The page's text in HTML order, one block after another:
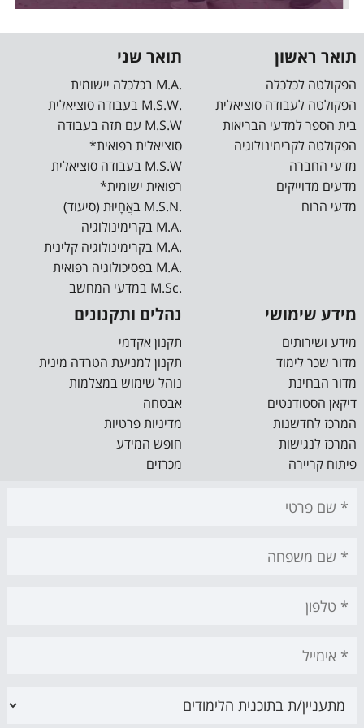
תואר ראשון
הפקולטה לכלכלה
הפקולטה לעבודה סוציאלית
בית הספר למדעי הבריאות
הפקולטה לקרימינולוגיה
מדעי החברה
מדעים מדוייקים
מדעי הרוח
תואר שני
.M.A בכלכלה יישומית
.M.S.W בעבודה סוציאלית
M.S.W עם תזה בעבודה
סוציאלית רפואית*
M.S.W בעבודה סוציאלית
רפואית ישומית*
.M.S.N באֲחָיוּת (סיעוד)
.M.A בקרימינולוגיה
.M.A בקרימינולוגיה קלינית
.M.A בפסיכולוגיה רפואית
.M.Sc במדעי המחשב
מידע שימושי
מידע ושירותים
מדור שכר לימוד
מדור הבחינת
דיקאן הסטודנטים
המרכז לחדשנות
המרכז לנגישות
פיתוח קריירה
נהלים ותקנונים
תקנון אקדמי
תקנון למניעת הטרדה מינית
נוהל שימוש במצלמות
אבטחה
מדיניות פרטיות
חופש המידע
מכרזים